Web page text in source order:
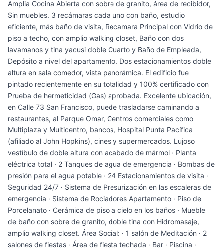
Amplia Cocina Abierta con sobre de granito, área de recibidor,
Sin muebles. 3 recámaras cada uno con baño, estudio
eficiente, más baño de visita, Recamara Principal con Vidrio de
piso a techo, con amplio walking closet, Baño con dos
lavamanos y tina yacusi doble Cuarto y Baño de Empleada,
Depósito a nivel del apartamento. Dos estacionamientos doble
altura en sala comedor, vista panorámica. El edificio fue
pintado recientemente en su totalidad y 100% certificado con
Prueba de hermeticidad (Gas) aprobada. Excelente ubicación,
en Calle 73 San Francisco, puede trasladarse caminando a
restaurantes, al Parque Omar, Centros comerciales como
Multiplaza y Multicentro, bancos, Hospital Punta Pacífica
(afiliado al John Hopkins), cines y supermercados. Lujoso
vestíbulo de doble altura con acabado de mármol · Planta
eléctrica total · 2 Tanques de agua de emergencia · Bombas de
presión para el agua potable · 24 Estacionamientos de visita ·
Seguridad 24/7 · Sistema de Presurización en las escaleras de
emergencia · Sistema de Rociadores Apartamento · Piso de
Porcelanato · Cerámica de piso a cielo en los baños · Mueble
de baño con sobre de granito, doble tina con Hidromasaje,
amplio walking closet. Área Social: · 1 salón de Meditación · 2
salones de fiestas · Área de fiesta techada · Bar · Piscina ·